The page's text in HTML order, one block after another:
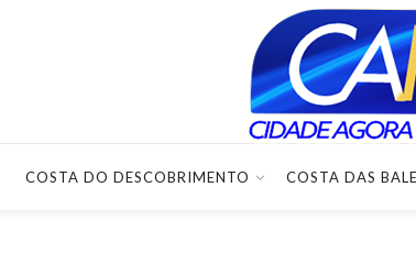
COSTA DO DESCOBRIMENTO COSTA DAS